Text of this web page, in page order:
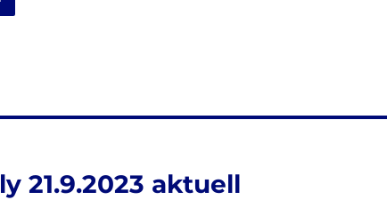
21.9.2023 aktuell